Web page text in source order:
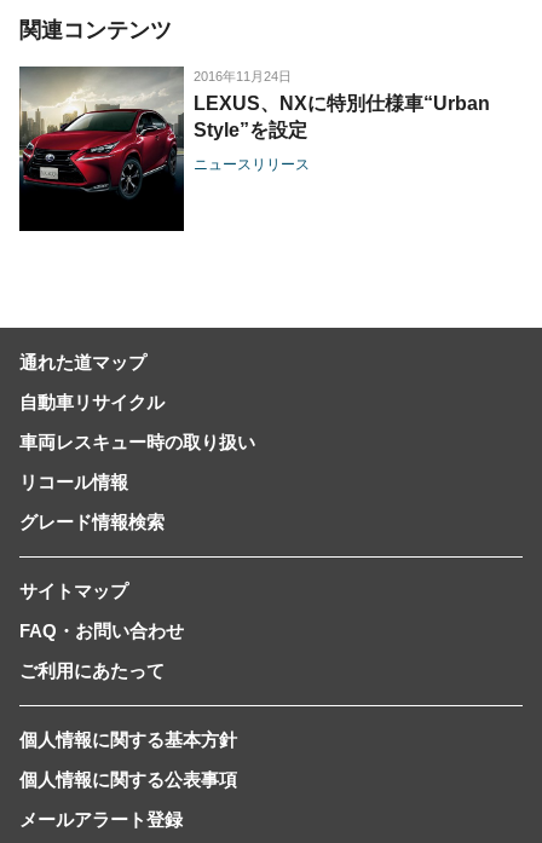
関連コンテンツ
2016年11月24日
LEXUS、NXに特別仕様車“Urban
Style”を設定
ニュースリリース
通れた道マップ
自動車リサイクル
車両レスキュー時の取り扱い
リコール情報
グレード情報検索
サイトマップ
FAQ・お問い合わせ
ご利用にあたって
個人情報に関する基本方針
個人情報に関する公表事項
メールアラート登録